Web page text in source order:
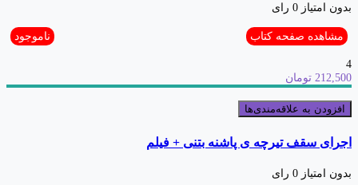
بدون امتیاز 0 رای
مشاهده صفحه کتاب ناموجود
4
212,500 تومان
افزودن به علاقه‌مندی‌ها
اجرای سقف تیرچه ی پاشنه بتنی + فیلم
بدون امتیاز 0 رای